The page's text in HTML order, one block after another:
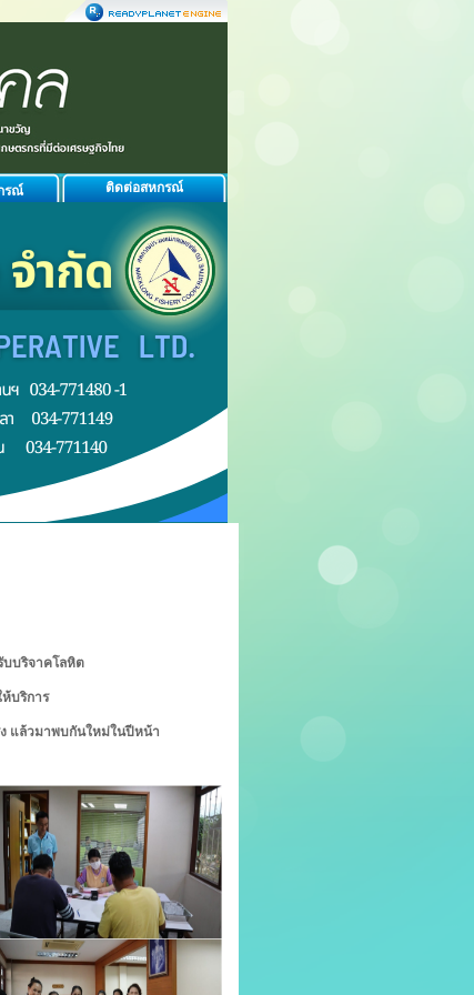
รณ์ ติดต่อสหกรณ์
บบริจาคโลหิต
บริการ
แล้วมาพบกันใหม่ในปีหน้า